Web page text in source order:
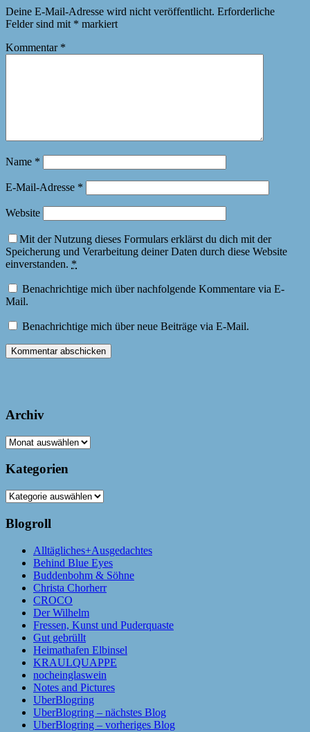
Deine E-Mail-Adresse wird nicht veröffentlicht. Erforderliche
Felder sind mit * markiert
Kommentar *
Name *
E-Mail-Adresse *
Website
Mit der Nutzung dieses Formulars erklärst du dich mit der
Speicherung und Verarbeitung deiner Daten durch diese Website
einverstanden. *
Benachrichtige mich über nachfolgende Kommentare via E-
Mail.
Benachrichtige mich über neue Beiträge via E-Mail.
Archiv
Archiv
Kategorien
Kategorien
Blogroll
Alltägliches+Ausgedachtes
Behind Blue Eyes
Buddenbohm & Söhne
Christa Chorherr
CROCO
Der Wilhelm
Fressen, Kunst und Puderquaste
Gut gebrüllt
Heimathafen Elbinsel
KRAULQUAPPE
nocheinglaswein
Notes and Pictures
UberBlogring
UberBlogring – nächstes Blog
UberBlogring – vorheriges Blog